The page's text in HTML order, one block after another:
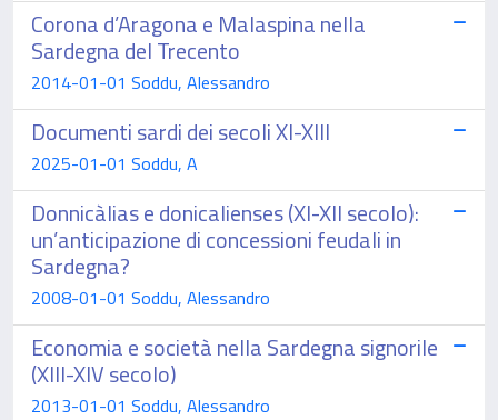
Corona d’Aragona e Malaspina nella
Sardegna del Trecento
2014-01-01 Soddu, Alessandro
Documenti sardi dei secoli XI-XIII
2025-01-01 Soddu, A
Donnicàlias e donicalienses (XI-XII secolo):
un’anticipazione di concessioni feudali in
Sardegna?
2008-01-01 Soddu, Alessandro
Economia e società nella Sardegna signorile
(XIII-XIV secolo)
2013-01-01 Soddu, Alessandro